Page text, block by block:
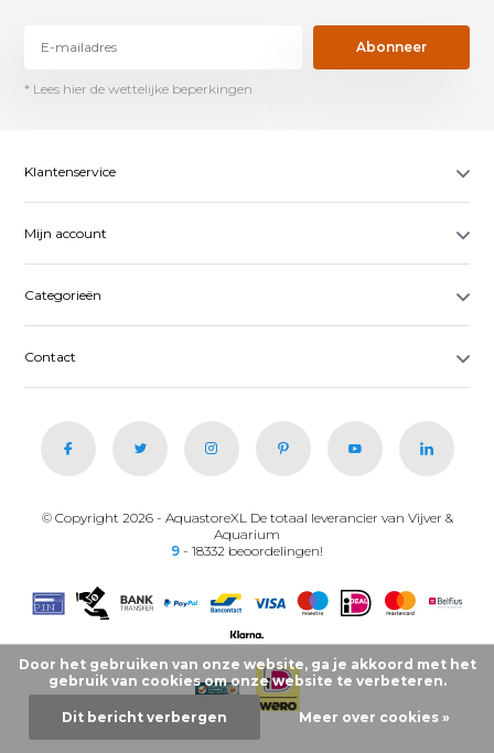
Abonneer
* Lees hier de wettelijke beperkingen
Klantenservice
Mijn account
Categorieën
Contact
© Copyright 2026 - AquastoreXL De totaal leverancier van Vijver &
Aquarium
9 - 18332 beoordelingen!
Door het gebruiken van onze website, ga je akkoord met het
gebruik van cookies om onze website te verbeteren.
Dit bericht verbergen Meer over cookies »